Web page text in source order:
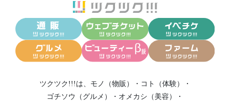
ツクツク!!!は、 モノ（物販） ・ コト（体験）
・
ゴチソウ（グルメ）
・ オメカシ（美容）
・